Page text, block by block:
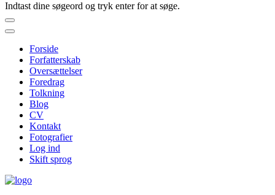
Indtast dine søgeord og tryk enter for at søge.
Forside
Forfatterskab
Oversættelser
Foredrag
Tolkning
Blog
CV
Kontakt
Fotografier
Log ind
Skift sprog